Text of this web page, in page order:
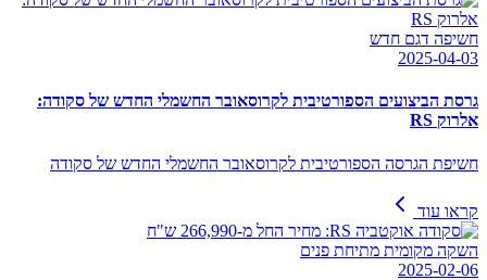
חשיפה דגם חדש
2025-04-03
גרסת הביצועים הספורטיבית לקרוסאובר החשמלי החדש של סקודה:
אלרוק RS
חשיפת הגרסה הספורטיבית לקרוסאובר החשמלי החדש של סקודה
קראו עוד
השקה מקומית מתיחת פנים
2025-02-06